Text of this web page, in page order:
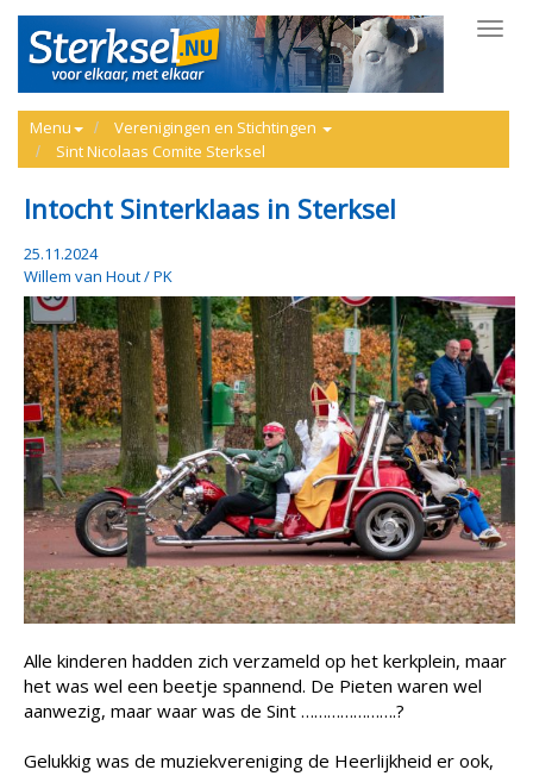
Menu
Verenigingen en Stichtingen
Sint Nicolaas Comite Sterksel
Intocht Sinterklaas in Sterksel
25.11.2024
Willem van Hout / PK
Alle kinderen hadden zich verzameld op het kerkplein, maar
het was wel een beetje spannend. De Pieten waren wel
aanwezig, maar waar was de Sint ………………….?
Gelukkig was de muziekvereniging de Heerlijkheid er ook,